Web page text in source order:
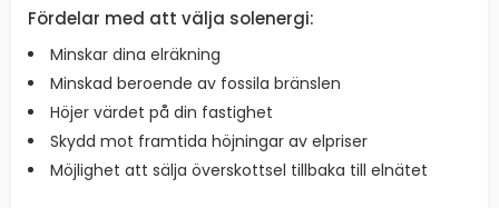
Fördelar med att välja solenergi:
Minskar dina elräkning
Minskad beroende av fossila bränslen
Höjer värdet på din fastighet
Skydd mot framtida höjningar av elpriser
Möjlighet att sälja överskottsel tillbaka till elnätet